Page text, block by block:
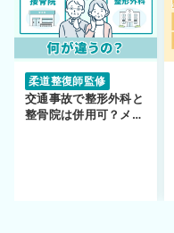
柔道整復師監修
交通事故で整形外科と
整骨院は併用可？メリ